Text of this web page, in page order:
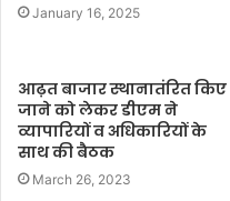
January 16, 2025
आढ़त बाजार स्थानातंरित किए
जाने को लेकर डीएम ने
व्यापारियों व अधिकारियों के
साथ की बैठक
March 26, 2023